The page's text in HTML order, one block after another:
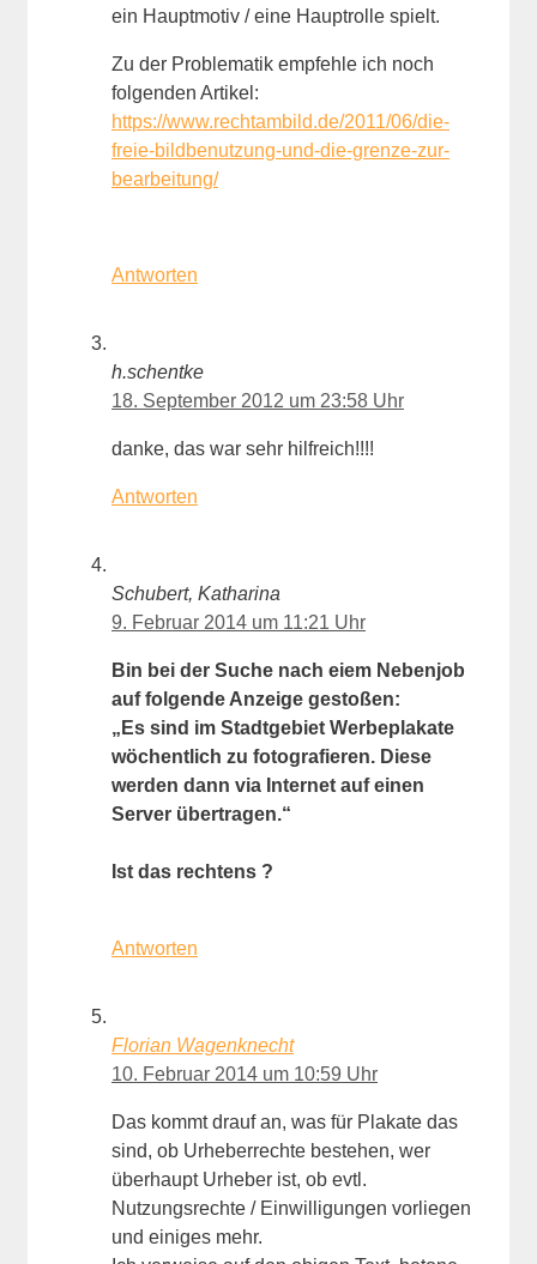
ein Hauptmotiv / eine Hauptrolle spielt.
Zu der Problematik empfehle ich noch
folgenden Artikel:
https://www.rechtambild.de/2011/06/die-
freie-bildbenutzung-und-die-grenze-zur-
bearbeitung/
Antworten
h.schentke
18. September 2012 um 23:58 Uhr
danke, das war sehr hilfreich!!!!
Antworten
Schubert, Katharina
9. Februar 2014 um 11:21 Uhr
Bin bei der Suche nach eiem Nebenjob
auf folgende Anzeige gestoßen:
„Es sind im Stadtgebiet Werbeplakate
wöchentlich zu fotografieren. Diese
werden dann via Internet auf einen
Server übertragen.“
Ist das rechtens ?
Antworten
Florian Wagenknecht
10. Februar 2014 um 10:59 Uhr
Das kommt drauf an, was für Plakate das
sind, ob Urheberrechte bestehen, wer
überhaupt Urheber ist, ob evtl.
Nutzungsrechte / Einwilligungen vorliegen
und einiges mehr.